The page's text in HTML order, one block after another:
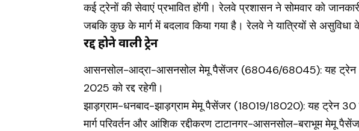
कई ट्रेनों की सेवाएं प्रभावित होंगी। रेलवे प्रशासन ने सोमवार को
जबकि कुछ के मार्ग में बदलाव किया गया है। रेलवे ने यात्रियों से
रद्द होने वाली ट्रेनें
आसनसोल-आद्रा-आसनसोल मेमू पैसेंजर (68046/68045): यह ट्रेन
2025 को रद्द रहेगी।
झाड़ग्राम-धनबाद-झाड़ग्राम मेमू पैसेंजर (18019/18020): यह ट्रेन
मार्ग परिवर्तन और आंशिक रद्दीकरण टाटानगर-आसनसोल-बराभूम